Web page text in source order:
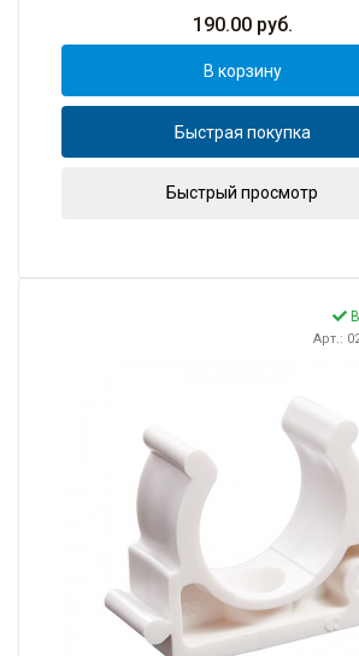
190.00руб.
В корзину
Быстрая покупка
Быстрый просмотр
Арт.: